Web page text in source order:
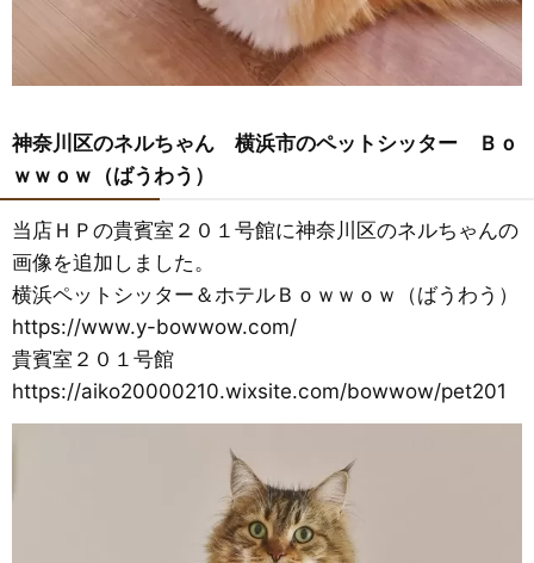
神奈川区のネルちゃん 横浜市のペットシッター Ｂｏ
ｗｗｏｗ（ばうわう）
当店ＨＰの貴賓室２０１号館に神奈川区のネルちゃんの
画像を追加しました。
横浜ペットシッター＆ホテルＢｏｗｗｏｗ（ばうわう）
https://www.y-bowwow.com/
貴賓室２０１号館
https://aiko20000210.wixsite.com/bowwow/pet201